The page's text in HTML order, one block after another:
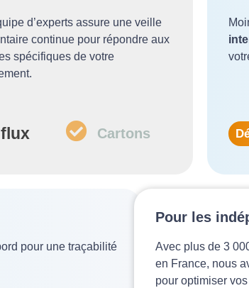
d’experts assure une veille
continue pour répondre aux
spécifiques de votre
Cartons
pour une traçabilité
Pour les
Avec plus de 3
en France, nous
pour optimiser